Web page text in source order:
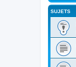
SUJETS